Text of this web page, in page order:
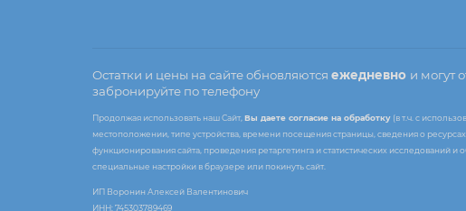
Остатки и цены на сайте обновляются ежедневно и могут
забронируйте по телефону
Продолжая использовать наш Сайт,Вы даете согласие на обработку (в т.ч. с
местоположении, типе устройства, времени посещения страницы, сведения о
функционирования сайта, проведения ретаргетинга и статистических исследований
специальные настройки в браузере или покинуть сайт.
ИП Воронин Алексей Валентинович
ИНН: 745303789469